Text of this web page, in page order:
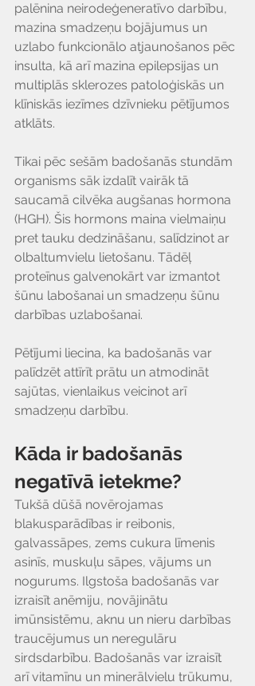
palēnina neirodeģeneratīvo darbību,
mazina smadzeņu bojājumus un
uzlabo funkcionālo atjaunošanos pēc
insulta, kā arī mazina epilepsijas un
multiplās sklerozes patoloģiskās un
klīniskās iezīmes dzīvnieku pētījumos
atklāts.
Tikai pēc sešām badošanās stundām
organisms sāk izdalīt vairāk tā
saucamā cilvēka augšanas hormona
(HGH). Šis hormons maina vielmaiņu
pret tauku dedzināšanu, salīdzinot ar
olbaltumvielu lietošanu. Tādēļ
proteīnus galvenokārt var izmantot
šūnu labošanai un smadzeņu šūnu
darbības uzlabošanai.
Pētījumi liecina, ka badošanās var
palīdzēt attīrīt prātu un atmodināt
sajūtas, vienlaikus veicinot arī
smadzeņu darbību.
Kāda ir badošanās
negatīvā ietekme?
Tukšā dūšā novērojamas
blakusparādības ir reibonis,
galvassāpes, zems cukura līmenis
asinīs, muskuļu sāpes, vājums un
nogurums. Ilgstoša badošanās var
izraisīt anēmiju, novājinātu
imūnsistēmu, aknu un nieru darbības
traucējumus un neregulāru
sirdsdarbību. Badošanās var izraisīt
arī vitamīnu un minerālvielu trūkumu,